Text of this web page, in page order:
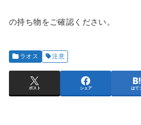
の持ち物をご確認ください。
ラオス 注意
ポスト シェア はて